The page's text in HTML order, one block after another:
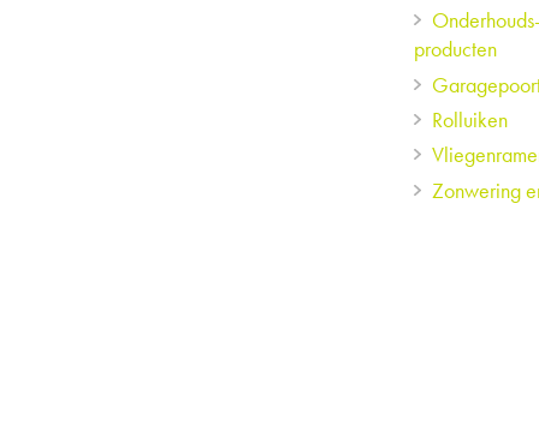
Onderhouds-
producten
Rolluiken
Zonwering